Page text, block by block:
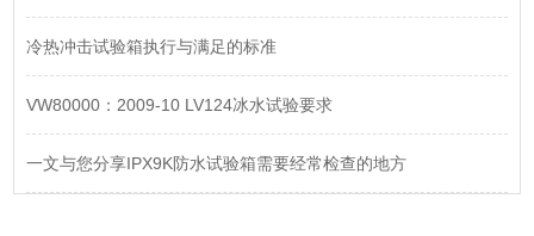
冷热冲击试验箱执行与满足的标准
VW80000：2009-10 LV124冰水试验要求
一文与您分享IPX9K防水试验箱需要经常检查的地方